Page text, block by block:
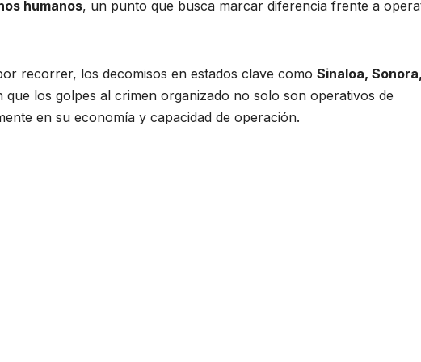
humanos, un punto que busca marcar diferencia frente a
recorrer, los decomisos en estados clave como Sinaloa, Sonora,
que los golpes al crimen organizado no solo son operativos de
en su economía y capacidad de operación.